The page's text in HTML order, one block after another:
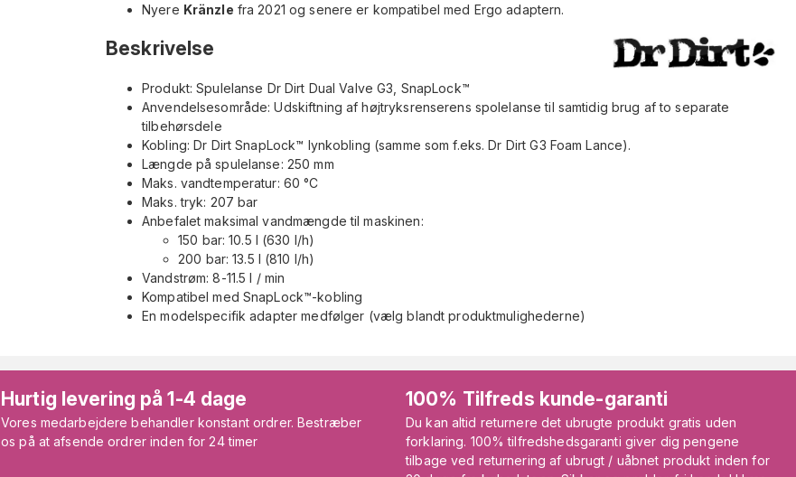
Nyere Kränzle fra 2021 og senere er kompatibel med Ergo adaptern.
Beskrivelse
Produkt: Spulelanse Dr Dirt Dual Valve G3, SnapLock™
Anvendelsesområde: Udskiftning af højtryksrenserens spolelanse til samtidig brug af to separate
tilbehørsdele
Kobling: Dr Dirt SnapLock™ lynkobling (samme som f.eks. Dr Dirt G3 Foam Lance).
Længde på spulelanse: 250 mm
Maks. vandtemperatur: 60 °C
Maks. tryk: 207 bar
Anbefalet maksimal vandmængde til maskinen:
150 bar: 10.5 l (630 l/h)
200 bar: 13.5 l (810 l/h)
Vandstrøm: 8-11.5 l / min
Kompatibel med SnapLock™-kobling
En modelspecifik adapter medfølger (vælg blandt produktmulighederne)
Hurtig levering på 1-4 dage
Vores medarbejdere behandler konstant ordrer. Bestræber
os på at afsende ordrer inden for 24 timer
100% Tilfreds kunde-garanti
Du kan altid returnere det ubrugte produkt gratis uden
forklaring. 100% tilfredshedsgaranti giver dig pengene
tilbage ved returnering af ubrugt / uåbnet produkt inden for